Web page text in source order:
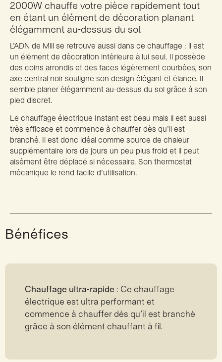
2000W chauffe votre pièce rapidement tout
en étant un élément de décoration planant
élégamment au-dessus du sol.
L’ADN de Mill se retrouve aussi dans ce chauffage : il est
un élément de décoration intérieure à lui seul. Il possède
des coins arrondis et des faces légèrement courbées, son
axe central noir souligne son design élégant et élancé. Il
semble planer élégamment au-dessus du sol grâce à son
pied discret.
Le chauffage électrique Instant est beau mais il est aussi
très efficace et commence à chauffer dès qu’il est
branché. Il est donc idéal comme source de chaleur
supplémentaire lors de jours un peu plus froid et il peut
aisément être déplacé si nécessaire. Son thermostat
mécanique le rend facile d’utilisation.
Bénéfices
Chauffage ultra-rapide : Ce chauffage
électrique est ultra performant et
commence à chauffer dès qu’il est branché
grâce à son élément chauffant à fil.